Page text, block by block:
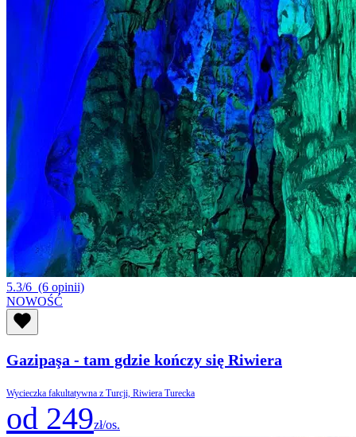
5.3/6 (6 opinii)
NOWOŚĆ
Gazipaşa - tam gdzie kończy się Riwiera
Wycieczka fakultatywna z Turcji, Riwiera Turecka
od 249zł/os.